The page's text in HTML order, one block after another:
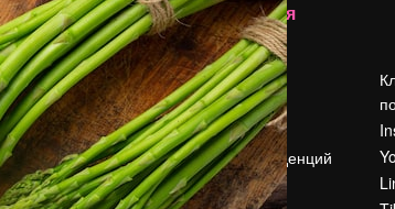
Начать
Academy
Документация по
Пакету ИИ
Служба
поддержки
Условия и
положения
Компания
Цены
О нас
Reviews
Вакансии
Поиск тенденций
Блог